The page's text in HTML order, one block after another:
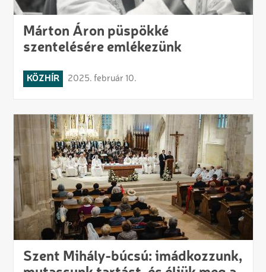
Márton Áron püspökké
szentelésére emlékezünk
KÖZHÍR 2025. február 10.
Szent Mihály-búcsú: imádkozzunk,